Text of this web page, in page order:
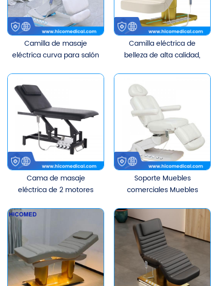
Camilla de masaje
eléctrica curva para salón
pestañas con 3 motores
Camilla eléctrica de
belleza de alta calidad,
tratamiento facial, sillón
médico estético con
pedal.
Cama de masaje
eléctrica de 2 motores
buen precio, para salón
Soporte Muebles
comerciales Muebles
belleza eléctrica giratoria
con 4 motores para la
clínica de salón de
belleza